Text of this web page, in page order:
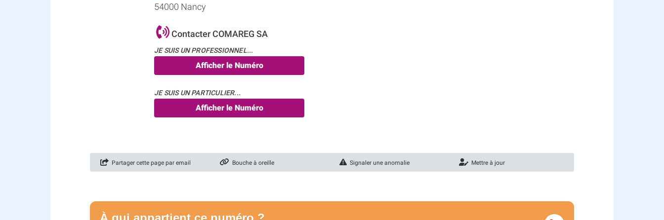
54000 Nancy
Contacter COMAREG SA
JE SUIS UN PROFESSIONNEL...
Afficher le Numéro
JE SUIS UN PARTICULIER...
Afficher le Numéro
Partager cette page par email Bouche à oreille Signaler une anomalie Mettre à jour